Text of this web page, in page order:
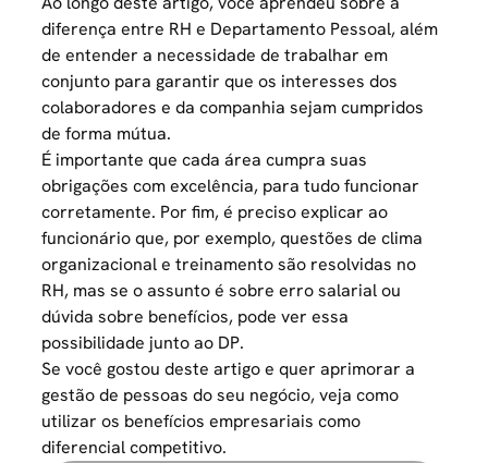
diferença entre RH e Departamento Pessoal, além
de entender a necessidade de trabalhar em
conjunto para garantir que os interesses dos
colaboradores e da companhia sejam cumpridos
de forma mútua.
É importante que cada área cumpra suas
obrigações com excelência, para tudo funcionar
corretamente. Por fim, é preciso explicar ao
funcionário que, por exemplo, questões de clima
organizacional e treinamento são resolvidas no
RH, mas se o assunto é sobre erro salarial ou
dúvida sobre benefícios, pode ver essa
possibilidade junto ao DP.
Se você gostou deste artigo e quer aprimorar a
gestão de pessoas do seu negócio, vejacomo
utilizar os benefícios empresariais como
diferencial competitivo.